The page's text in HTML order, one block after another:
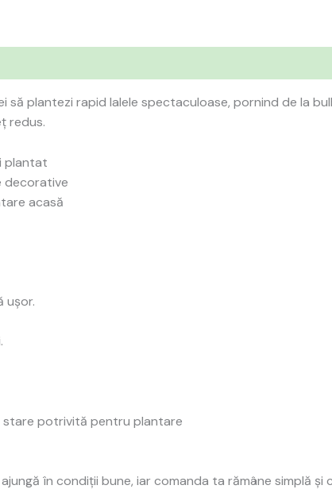
plantezi rapid lalele spectaculoase, pornind de la
redus.
plantat
decorative
acasă
ușor.
stare potrivită pentru plantare
în condiții bune, iar comanda ta rămâne simplă și